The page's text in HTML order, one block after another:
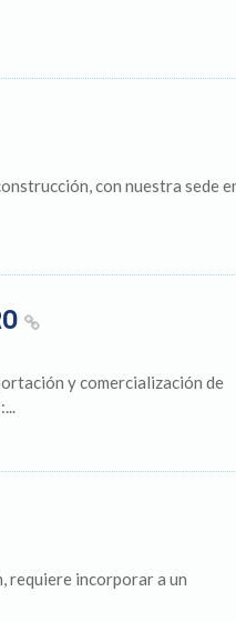
con nuestra sede
y comercialización de
requiere incorporar a un